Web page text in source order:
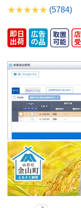
(5784)